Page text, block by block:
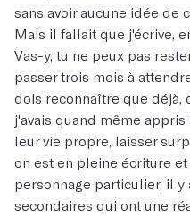
sans avoir aucune idée de
Mais il fallait que j'écrive,
Vas-y, tu ne peux pas
passer trois mois à
dois reconnaître que déjà,
j'avais quand même
leur vie propre, laisser
on est en pleine écriture
personnage particulier, il y
secondaires qui ont une